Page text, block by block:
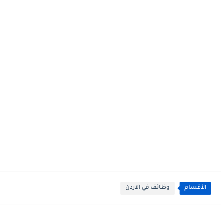
الأقسام وظائف في الاردن